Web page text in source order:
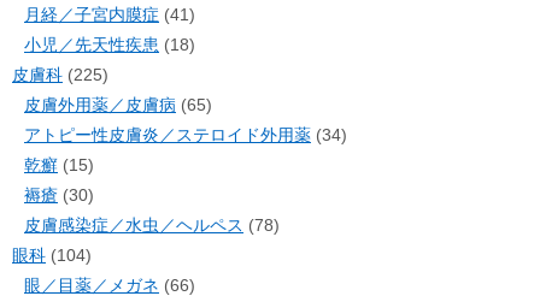
月経／子宮内膜症 (41)
小児／先天性疾患 (18)
皮膚科 (225)
皮膚外用薬／皮膚病 (65)
アトピー性皮膚炎／ステロイド外用薬 (34)
乾癬 (15)
褥瘡 (30)
皮膚感染症／水虫／ヘルペス (78)
眼科 (104)
眼／目薬／メガネ (66)